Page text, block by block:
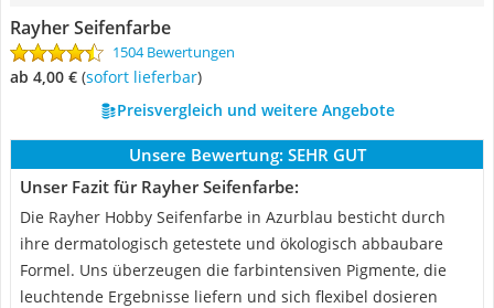
Rayher Seifenfarbe
1504 Bewertungen
ab 4,00 € ( Sofort lieferbar)
Preisvergleich und weitere Angebote
Unsere Bewertung: SEHR GUT
Unser Fazit für Rayher Seifenfarbe:
Die Rayher Hobby Seifenfarbe in Azurblau besticht durch
ihre dermatologisch getestete und ökologisch abbaubare
Formel. Uns überzeugen die farbintensiven Pigmente, die
leuchtende Ergebnisse liefern und sich flexibel dosieren